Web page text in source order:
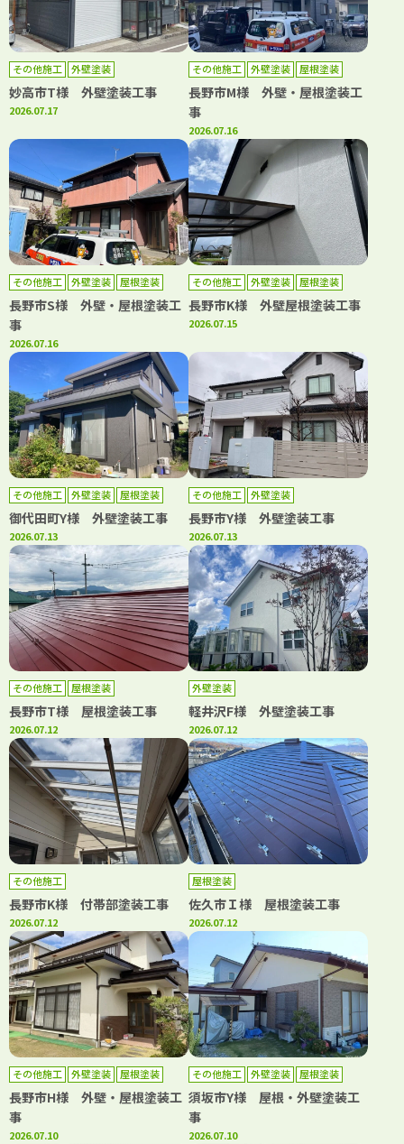
その他施工 外壁塗装
妙高市T様 外壁塗装工事
2026.07.17
その他施工 外壁塗装 屋根塗装
長野市M様 外壁・屋根塗装工
事
2026.07.16
その他施工 外壁塗装 屋根塗装
長野市S様 外壁・屋根塗装工
事
2026.07.16
その他施工 外壁塗装 屋根塗装
長野市K様 外壁屋根塗装工事
2026.07.15
その他施工 外壁塗装 屋根塗装
御代田町Y様 外壁塗装工事
2026.07.13
その他施工 外壁塗装
長野市Y様 外壁塗装工事
2026.07.13
その他施工 屋根塗装
長野市T様 屋根塗装工事
2026.07.12
外壁塗装
軽井沢F様 外壁塗装工事
2026.07.12
その他施工
長野市K様 付帯部塗装工事
2026.07.12
屋根塗装
佐久市Ｉ様 屋根塗装工事
2026.07.12
その他施工 外壁塗装 屋根塗装
長野市H様 外壁・屋根塗装工
事
2026.07.10
その他施工 外壁塗装 屋根塗装
須坂市Y様 屋根・外壁塗装工
事
2026.07.10